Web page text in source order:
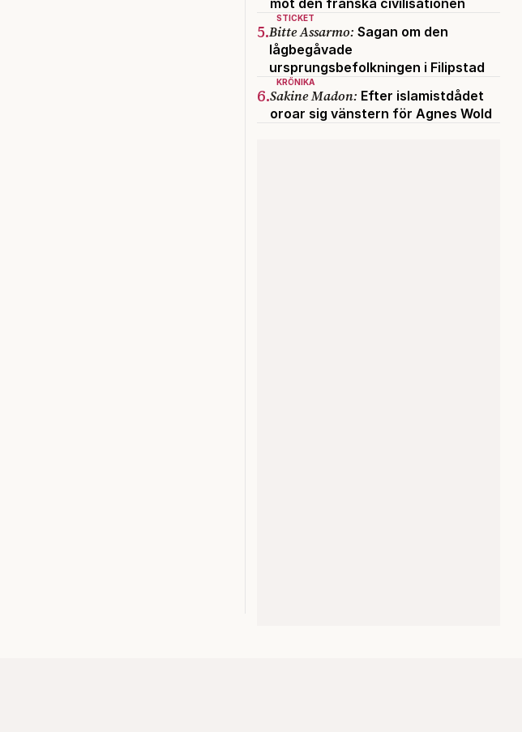
STICKET
5.Bitte Assarmo: Sagan om den
lågbegåvade
ursprungsbefolkningen i Filipstad
KRÖNIKA
6.Sakine Madon: Efter islamistdådet
oroar sig vänstern för Agnes Wold